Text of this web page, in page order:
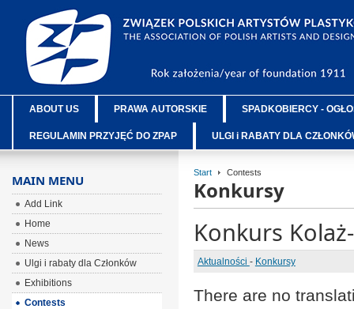
ABOUT US PRAWA AUTORSKIE SPADKOBIERCY -
REGULAMIN PRZYJĘĆ DO ZPAP ULGI i RABATY DLA
Start Contests
Konkursy
Konkurs
Aktualności - Konkursy
There are no
MAIN MENU
Add Link
Home
News
Ulgi i rabaty dla Członków
Exhibitions
Contests